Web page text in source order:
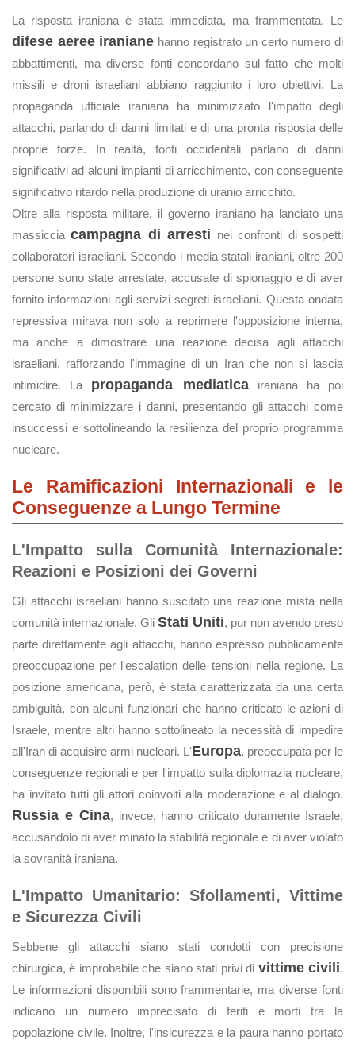
La risposta iraniana è stata immediata, ma frammentata. Le
difese aeree iraniane hanno registrato un certo numero di
abbattimenti, ma diverse fonti concordano sul fatto che molti
missili e droni israeliani abbiano raggiunto i loro obiettivi. La
propaganda ufficiale iraniana ha minimizzato l'impatto degli
attacchi, parlando di danni limitati e di una pronta risposta delle
proprie forze. In realtà, fonti occidentali parlano di danni
significativi ad alcuni impianti di arricchimento, con conseguente
significativo ritardo nella produzione di uranio arricchito.
Oltre alla risposta militare, il governo iraniano ha lanciato una
massicciacampagna di arresti nei confronti di sospetti
collaboratori israeliani. Secondo i media statali iraniani, oltre 200
persone sono state arrestate, accusate di spionaggio e di aver
fornito informazioni agli servizi segreti israeliani. Questa ondata
repressiva mirava non solo a reprimere l'opposizione interna,
ma anche a dimostrare una reazione decisa agli attacchi
israeliani, rafforzando l'immagine di un Iran che non si lascia
intimidire. La propaganda mediaticairaniana ha poi
cercato di minimizzare i danni, presentando gli attacchi come
insuccessi e sottolineando la resilienza del proprio programma
nucleare.
Le Ramificazioni Internazionali e le
Conseguenze a Lungo Termine
L'Impatto sulla Comunità Internazionale:
Reazioni e Posizioni dei Governi
Gli attacchi israeliani hanno suscitato una reazione mista nella
comunità internazionale. Gli Stati Uniti, pur non avendo preso
parte direttamente agli attacchi, hanno espresso pubblicamente
preoccupazione per l'escalation delle tensioni nella regione. La
posizione americana, però, è stata caratterizzata da una certa
ambiguità, con alcuni funzionari che hanno criticato le azioni di
Israele, mentre altri hanno sottolineato la necessità di impedire
all'Iran di acquisire armi nucleari. L'Europa, preoccupata per le
conseguenze regionali e per l'impatto sulla diplomazia nucleare,
ha invitato tutti gli attori coinvolti alla moderazione e al dialogo.
Russia e Cina, invece, hanno criticato duramente Israele,
accusandolo di aver minato la stabilità regionale e di aver violato
la sovranità iraniana.
L'Impatto Umanitario: Sfollamenti, Vittime
e Sicurezza Civili
Sebbene gli attacchi siano stati condotti con precisione
chirurgica, è improbabile che siano stati privi di vittime civili.
Le informazioni disponibili sono frammentarie, ma diverse fonti
indicano un numero imprecisato di feriti e morti tra la
popolazione civile. Inoltre, l'insicurezza e la paura hanno portato